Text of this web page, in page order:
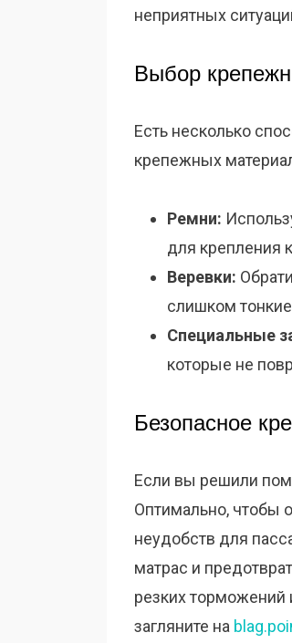
неприятных
Выбор
Есть несколько
крепежных
Ремни:
для крепления
Веревки:
слишком
Специальные
которые не
Безопасное
Если вы решили
Оптимально, чтобы
неудобств для
матрас и
резких торможений
загляните на